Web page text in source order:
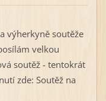
výherkyně soutěže
velkou
soutěž - tentokrát
zde: Soutěž na